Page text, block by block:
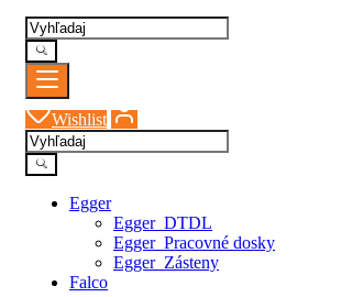
Wishlist
Egger
Egger_DTDL
Egger_Pracovné dosky
Egger_Zásteny
Falco